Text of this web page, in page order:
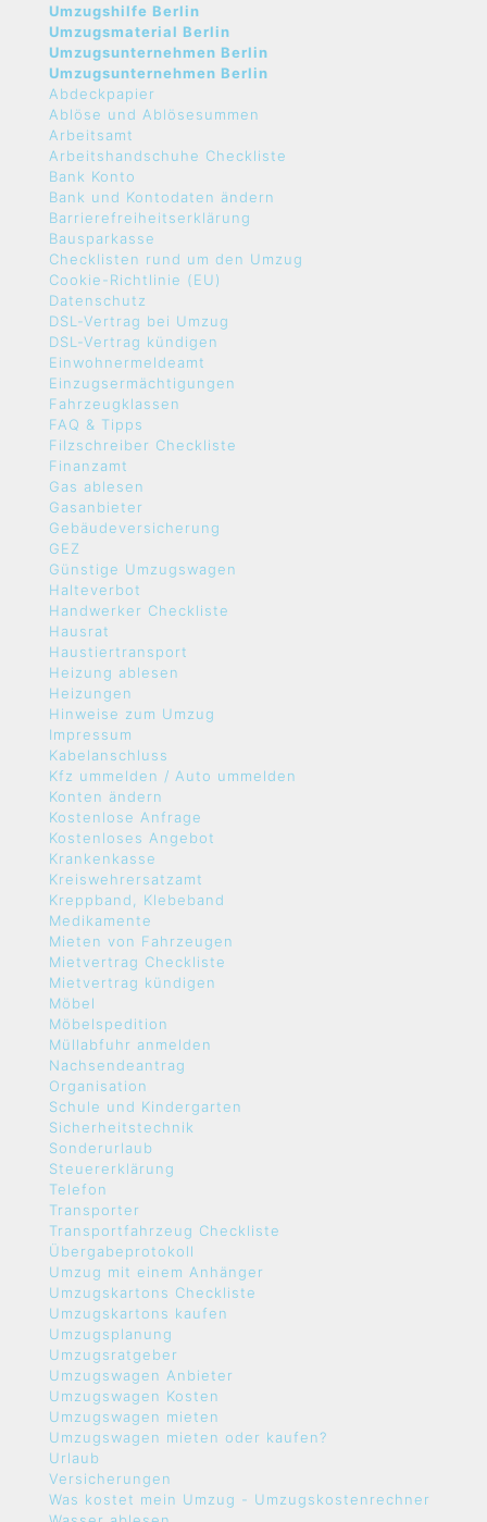
Umzugshilfe Berlin
Umzugsmaterial Berlin
Umzugsunternehmen Berlin
Umzugsunternehmen Berlin
Abdeckpapier
Ablöse und Ablösesummen
Arbeitsamt
Arbeitshandschuhe Checkliste
Bank Konto
Bank und Kontodaten ändern
Barrierefreiheitserklärung
Bausparkasse
Checklisten rund um den Umzug
Cookie-Richtlinie (EU)
Datenschutz
DSL-Vertrag bei Umzug
DSL-Vertrag kündigen
Einwohnermeldeamt
Einzugsermächtigungen
Fahrzeugklassen
FAQ & Tipps
Filzschreiber Checkliste
Finanzamt
Gas ablesen
Gasanbieter
Gebäudeversicherung
GEZ
Günstige Umzugswagen
Halteverbot
Handwerker Checkliste
Hausrat
Haustiertransport
Heizung ablesen
Heizungen
Hinweise zum Umzug
Impressum
Kabelanschluss
Kfz ummelden / Auto ummelden
Konten ändern
Kostenlose Anfrage
Kostenloses Angebot
Krankenkasse
Kreiswehrersatzamt
Kreppband, Klebeband
Medikamente
Mieten von Fahrzeugen
Mietvertrag Checkliste
Mietvertrag kündigen
Möbel
Möbelspedition
Müllabfuhr anmelden
Nachsendeantrag
Organisation
Schule und Kindergarten
Sicherheitstechnik
Sonderurlaub
Steuererklärung
Telefon
Transporter
Transportfahrzeug Checkliste
Übergabeprotokoll
Umzug mit einem Anhänger
Umzugskartons Checkliste
Umzugskartons kaufen
Umzugsplanung
Umzugsratgeber
Umzugswagen Anbieter
Umzugswagen Kosten
Umzugswagen mieten
Umzugswagen mieten oder kaufen?
Urlaub
Versicherungen
Was kostet mein Umzug - Umzugskostenrechner